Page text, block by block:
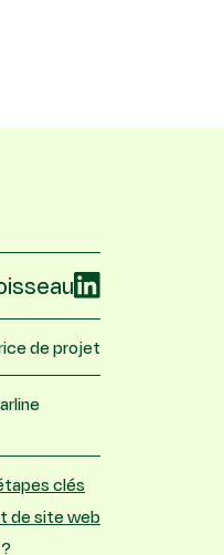
de projet
clés
de site web